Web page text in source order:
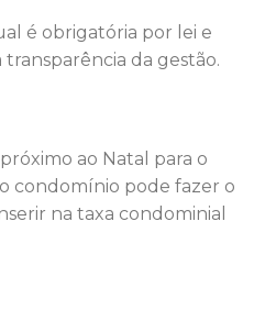
é obrigatória por lei e
da gestão.
ao Natal para o
condomínio pode fazer o
na taxa condominial